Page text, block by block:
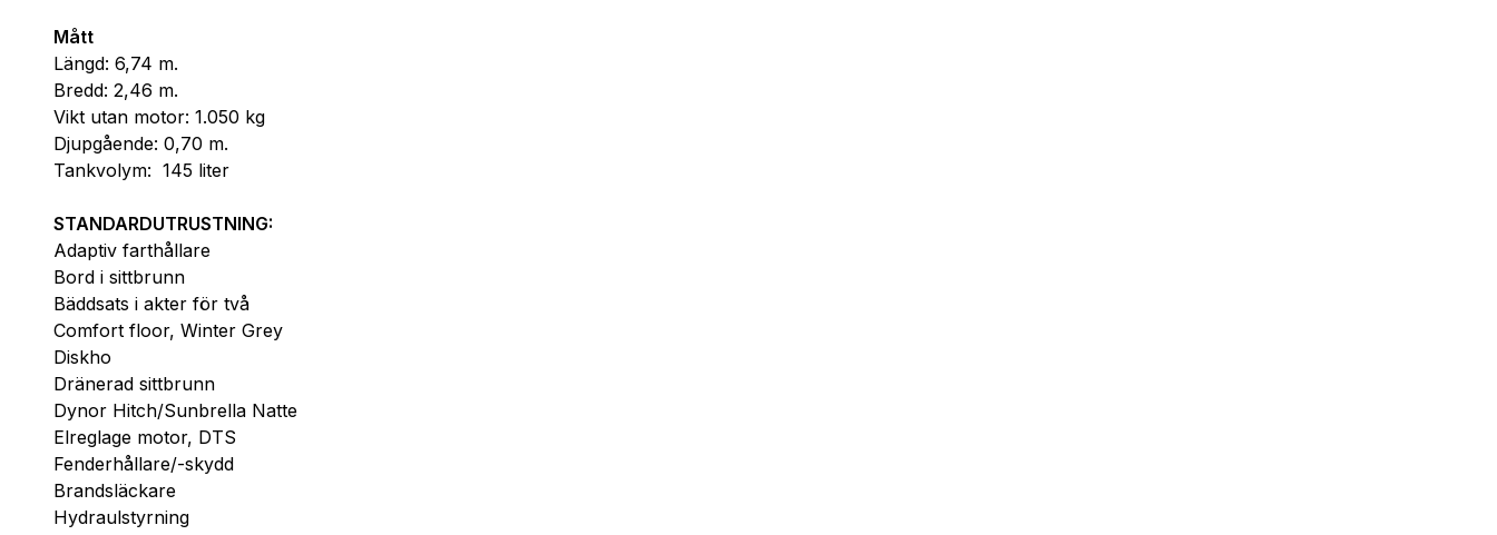
Mått
Längd: 6,74 m.
Bredd: 2,46 m.
Vikt utan motor: 1.050 kg
Djupgående: 0,70 m.
Tankvolym:  145 liter
STANDARDUTRUSTNING:
Adaptiv farthållare
Bord i sittbrunn
Bäddsats i akter för två
Comfort floor, Winter Grey
Diskho
Dränerad sittbrunn
Dynor Hitch/Sunbrella Natte
Elreglage motor, DTS
Fenderhållare/-skydd
Brandsläckare
Hydraulstyrning